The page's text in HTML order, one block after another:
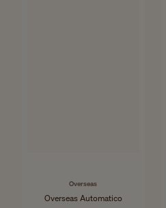
Overseas
Overseas Automatico